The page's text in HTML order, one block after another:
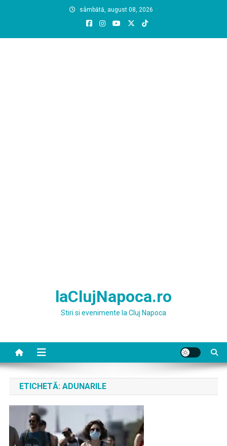
sâmbătă, august 08, 2026
laClujNapoca.ro
Stiri si evenimente la Cluj Napoca
ETICHETĂ: ADUNARILE